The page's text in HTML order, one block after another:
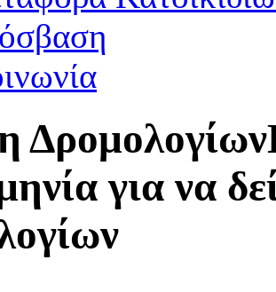
Δρομολογίων
για να